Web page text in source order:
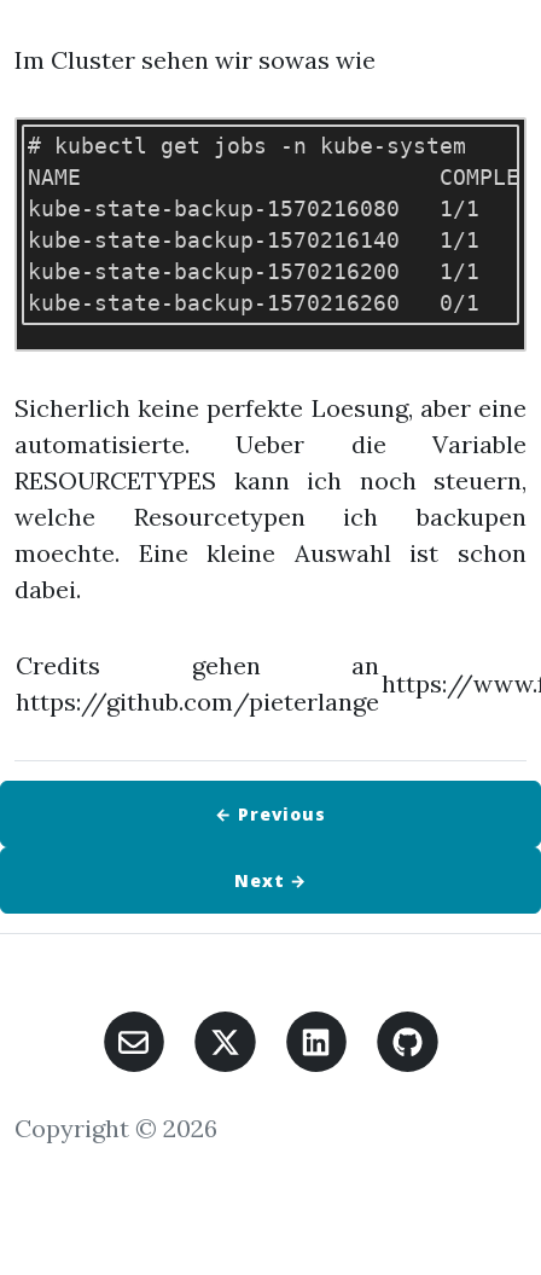
Im Cluster sehen wir sowas wie
# kubectl get jobs -n kube-system
NAME
kube-state-backup-1570216080   1/
kube-state-backup-1570216140   1/
kube-state-backup-1570216200   1/
Sicherlich keine perfekte Loesung, aber eine
automatisierte. Ueber die Variable
RESOURCETYPES kann ich noch steuern,
welche Resourcetypen ich backupen
moechte. Eine kleine Auswahl ist schon
dabei.
Credits gehen an
https://github.com/pieterlange
https://
← Previous
Next →
Copyright © 2026